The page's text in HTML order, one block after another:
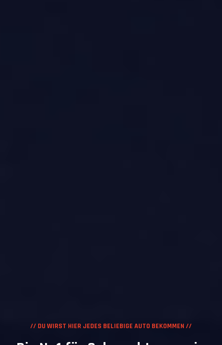
// DU WIRST HIER JEDES BELIEBIGE AUTO BEKOMMEN //